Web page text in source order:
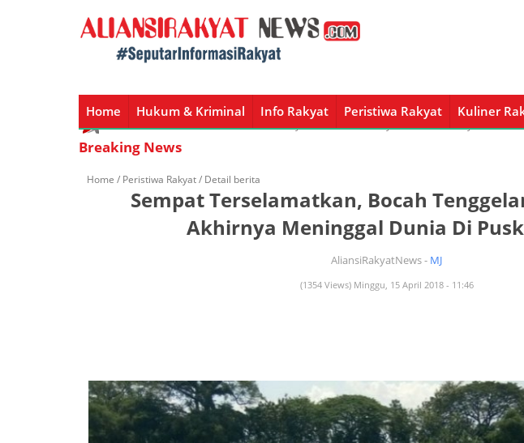
Home Hukum & Kriminal Info Rakyat Peristiwa Rakyat Kuliner
Home Hukum & Kriminal Info Rakyat Peristiwa Rakyat Kuliner Rakyat
Breaking News
Home / Peristiwa Rakyat/ Detail berita
Sempat Terselamatkan, Bocah
Akhirnya Meninggal Dunia Di
AliansiRakyatNews - MJ
(1354 Views) Minggu, 15 April 2018 - 11:46